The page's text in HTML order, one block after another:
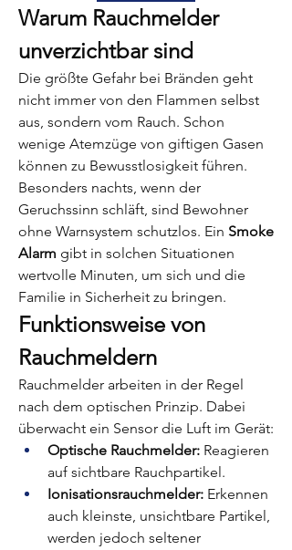
Warum Rauchmelder
unverzichtbar sind
Die größte Gefahr bei Bränden geht
nicht immer von den Flammen selbst
aus, sondern vom Rauch. Schon
wenige Atemzüge von giftigen Gasen
können zu Bewusstlosigkeit führen.
Besonders nachts, wenn der
Geruchssinn schläft, sind Bewohner
ohne Warnsystem schutzlos. Ein Smoke
Alarm gibt in solchen Situationen
wertvolle Minuten, um sich und die
Familie in Sicherheit zu bringen.
Funktionsweise von
Rauchmeldern
Rauchmelder arbeiten in der Regel
nach dem optischen Prinzip. Dabei
überwacht ein Sensor die Luft im Gerät:
Optische Rauchmelder: Reagieren
auf sichtbare Rauchpartikel.
Ionisationsrauchmelder: Erkennen
auch kleinste, unsichtbare Partikel,
werden jedoch seltener